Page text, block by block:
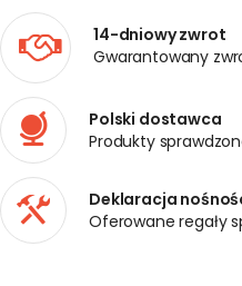
14-dniowy zwrot
Gwarantowany
Polski dostawca
Produkty
Deklaracja
Oferowane regały